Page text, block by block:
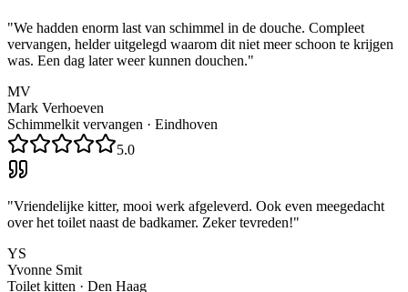
"We hadden enorm last van schimmel in de douche. Compleet
vervangen, helder uitgelegd waarom dit niet meer schoon te krijgen
was. Een dag later weer kunnen douchen."
MV
Mark Verhoeven
Schimmelkit vervangen · Eindhoven
5.0
"Vriendelijke kitter, mooi werk afgeleverd. Ook even meegedacht
over het toilet naast de badkamer. Zeker tevreden!"
YS
Yvonne Smit
Toilet kitten · Den Haag